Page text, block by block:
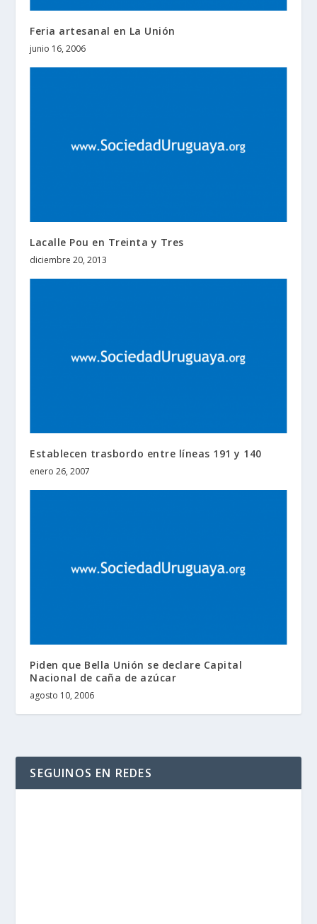
Feria artesanal en La Unión
junio 16, 2006
Lacalle Pou en Treinta y Tres
diciembre 20, 2013
Establecen trasbordo entre líneas 191 y 140
enero 26, 2007
Piden que Bella Unión se declare Capital
Nacional de caña de azúcar
agosto 10, 2006
SEGUINOS EN REDES